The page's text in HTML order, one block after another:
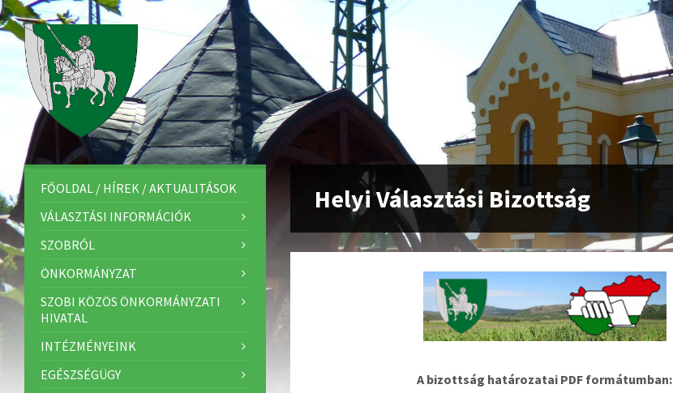
Helyi Választási Bizottság
A bizottság határozatai PDF formátumban:
FŐOLDAL / HÍREK / AKTUALITÁSOK
VÁLASZTÁSI INFORMÁCIÓK
SZOBRÓL
ÖNKORMÁNYZAT
SZOBI KÖZÖS ÖNKORMÁNYZATI
HIVATAL
INTÉZMÉNYEINK
EGÉSZSÉGÜGY